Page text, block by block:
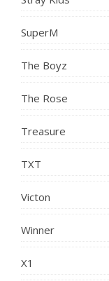
SuperM
The Boyz
The Rose
Treasure
TXT
Victon
Winner
X1